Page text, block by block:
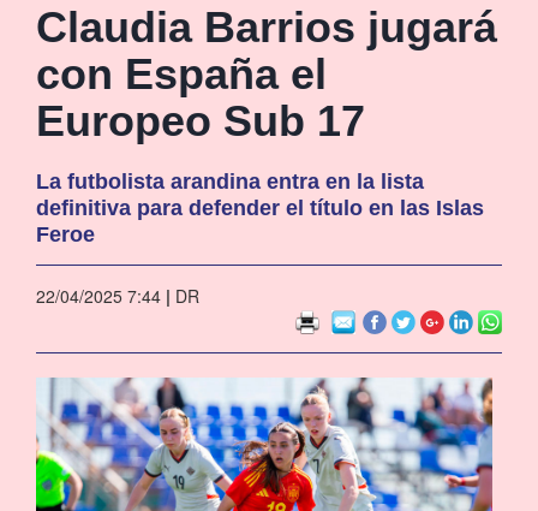
Claudia Barrios jugará
con España el
Europeo Sub 17
La futbolista arandina entra en la lista
definitiva para defender el título en las Islas
Feroe
22/04/2025 7:44 | DR